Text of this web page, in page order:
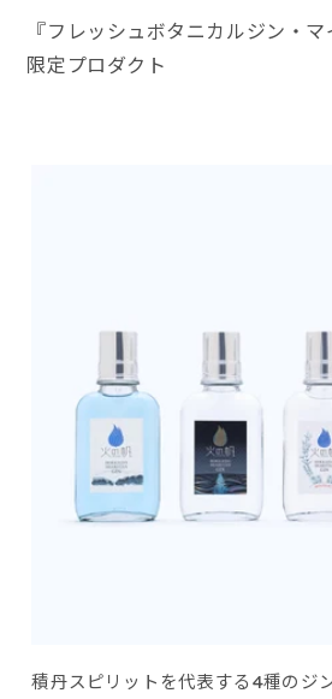
『フレッシュボタニカルジン・
限定プロダクト
積丹スピリットを代表する4種のジ